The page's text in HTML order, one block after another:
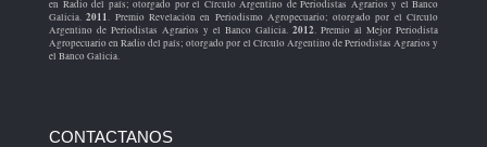
en Radio del país; otorgado por el Círculo Argentino de Periodistas Agrarios y el Banco
Galicia.2011. Premio Revelación en Periodismo Agropecuario; otorgado por el Círculo
Argentino de Periodistas Agrarios y el Banco Galicia. 2012. Premio al Mejor Periodista
Agropecuario en Radio del país; otorgado por el Círculo Argentino de Periodistas Agrarios y
el Banco Galicia.
CONTACTANOS